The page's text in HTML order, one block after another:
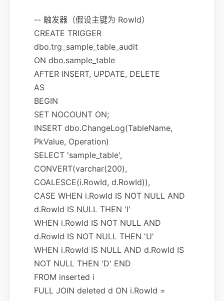
-- 触发器（假设主键为 RowId）
CREATE TRIGGER
dbo.trg_sample_table_audit
ON dbo.sample_table
AFTER INSERT, UPDATE, DELETE
AS
BEGIN
SET NOCOUNT ON;
INSERT dbo.ChangeLog(TableName,
PkValue, Operation)
SELECT 'sample_table',
CONVERT(varchar(200),
COALESCE(i.RowId, d.RowId)),
CASE WHEN i.RowId IS NOT NULL AND
d.RowId IS NULL THEN 'I'
WHEN i.RowId IS NOT NULL AND
d.RowId IS NOT NULL THEN 'U'
WHEN i.RowId IS NULL AND d.RowId IS
NOT NULL THEN 'D' END
FROM inserted i
FULL JOIN deleted d ON i.RowId =